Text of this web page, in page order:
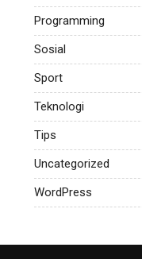
Programming
Sosial
Sport
Teknologi
Tips
Uncategorized
WordPress